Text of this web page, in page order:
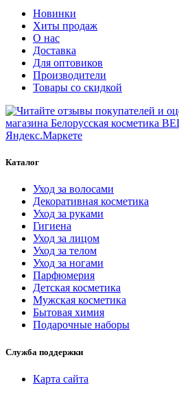
Новинки
Хиты продаж
О нас
Доставка
Для оптовиков
Производители
Товары со скидкой
Каталог
Уход за волосами
Декоративная косметика
Уход за руками
Гигиена
Уход за лицом
Уход за телом
Уход за ногами
Парфюмерия
Детская косметика
Мужская косметика
Бытовая химия
Подарочные наборы
Служба поддержки
Карта сайта